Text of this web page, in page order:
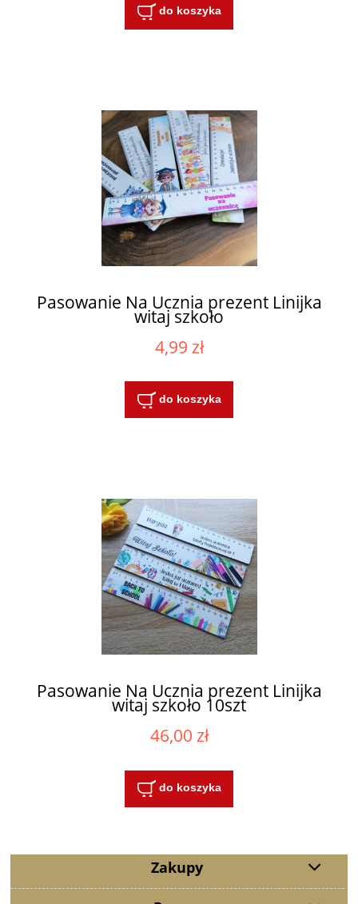
do koszyka
Pasowanie Na Ucznia prezent Linijka
witaj szkoło
4,99 zł
do koszyka
Pasowanie Na Ucznia prezent Linijka
witaj szkoło 10szt
46,00 zł
do koszyka
Zakupy